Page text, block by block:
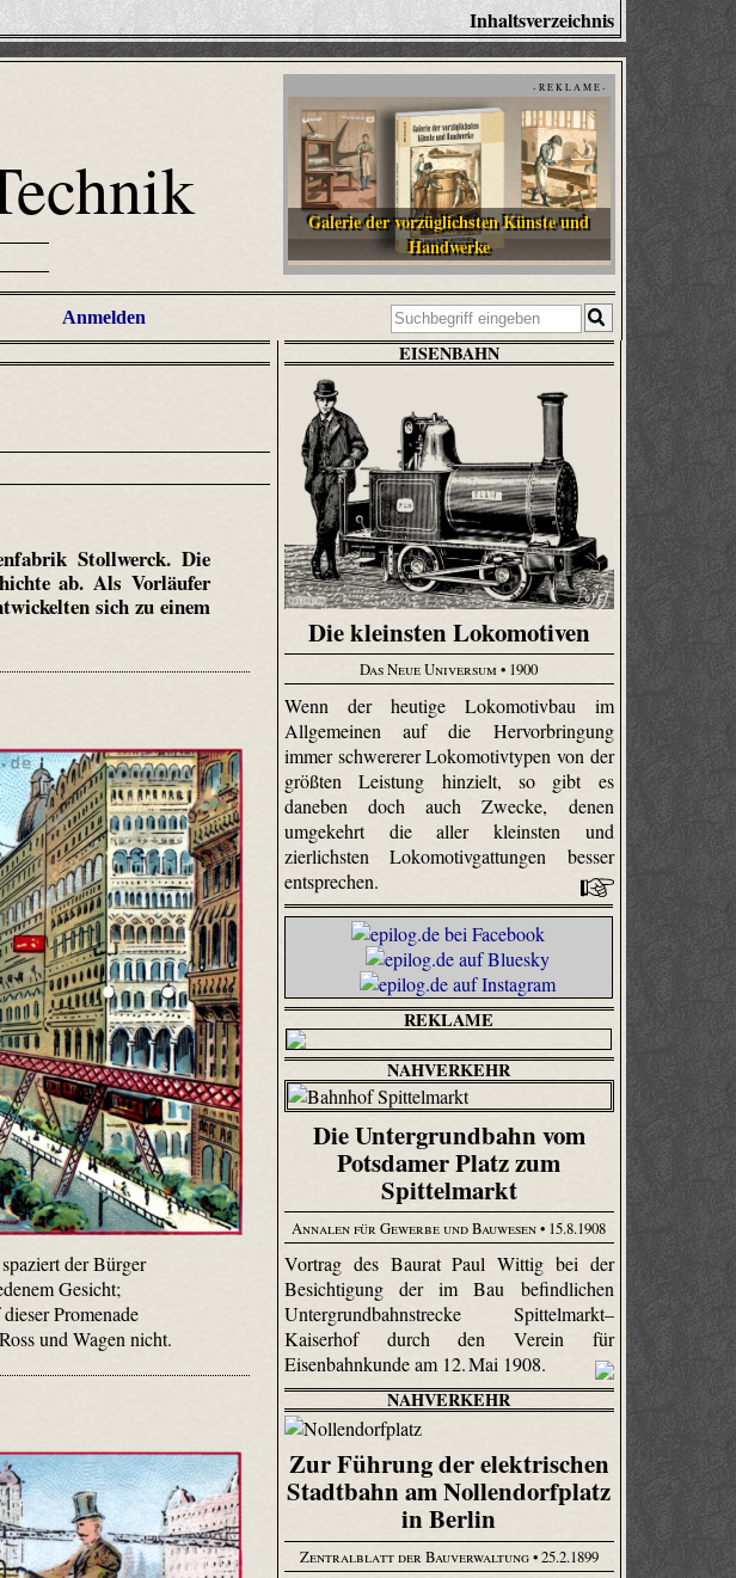
Inhaltsverzeichnis
- R E K L A M E -
Galerie der vorzüglichsten Künste und
Handwerke
Anmelden
Stollwerck. Die
ab. Als Vorläufer
sich zu einem
der Bürger
Gesicht;
Promenade
und Wagen nicht.
EISENBAHN
Die kleinsten Lokomotiven
Das Neue Universum • 1900
Wenn der heutige Lokomotivbau im
Allgemeinen auf die Hervorbringung
immer schwererer Lokomotivtypen von der
größten Leistung hinzielt, so gibt es
daneben doch auch Zwecke, denen
umgekehrt die aller kleinsten und
zierlichsten Lokomotivgattungen besser
entsprechen.
REKLAME
NAHVERKEHR
Die Untergrundbahn vom
Potsdamer Platz zum
Spittelmarkt
Annalen für Gewerbe und Bauwesen• 15.8.1908
Vortrag des Baurat Paul Wittig bei der
Besichtigung der im Bau befindlichen
Untergrundbahnstrecke Spittelmarkt–
Kaiserhof durch den Verein für
Eisenbahnkunde am 12. Mai 1908.
NAHVERKEHR
Zur Führung der elektrischen
Stadtbahn am Nollendorfplatz
in Berlin
Zentralblatt der Bauverwaltung• 25.2.1899